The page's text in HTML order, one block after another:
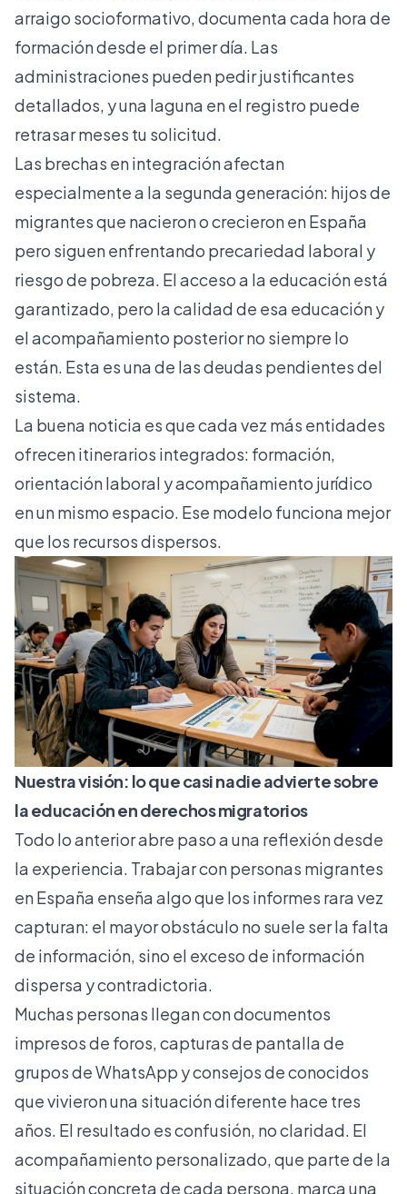
arraigo socioformativo, documenta cada hora de
formación desde el primer día. Las
administraciones pueden pedir justificantes
detallados, y una laguna en el registro puede
retrasar meses tu solicitud.
Las brechas en integraciónafectan
especialmente a la segunda generación: hijos de
migrantes que nacieron o crecieron en España
pero siguen enfrentando precariedad laboral y
riesgo de pobreza. El acceso a la educación está
garantizado, pero la calidad de esa educación y
el acompañamiento posterior no siempre lo
están. Esta es una de las deudas pendientes del
sistema.
La buena noticia es que cada vez más entidades
ofrecen itinerarios integrados: formación,
orientación laboral y acompañamiento jurídico
en un mismo espacio. Ese modelo funciona mejor
que los recursos dispersos.
Nuestra visión: lo que casi nadie advierte sobre
la educación en derechos migratorios
Todo lo anterior abre paso a una reflexión desde
la experiencia. Trabajar con personas migrantes
en España enseña algo que los informes rara vez
capturan: el mayor obstáculo no suele ser la falta
de información, sino el exceso de información
dispersa y contradictoria.
Muchas personas llegan con documentos
impresos de foros, capturas de pantalla de
grupos de WhatsApp y consejos de conocidos
que vivieron una situación diferente hace tres
años. El resultado es confusión, no claridad. El
acompañamiento personalizado, que parte de la
situación concreta de cada persona, marca una